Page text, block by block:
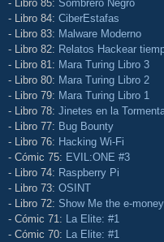
- Libro 85: Sombrero Negro
- Libro 84: CiberEstafas
- Libro 83: Malware Moderno
- Libro 82: Relatos Hackear
- Libro 81: Mara Turing Libro 3
- Libro 80: Mara Turing Libro 2
- Libro 79: Mara Turing Libro 1
- Libro 78: Jinetes en la
- Libro 77: Bug Bounty
- Libro 76: Hacking Wi-Fi
- Cómic 75: EVIL:ONE #3
- Libro 74: Raspberry Pi
- Libro 73: OSINT
- Libro 72: Show Me the e-money
- Cómic 71: La Elite: #1
- Cómic 70: La Elite: #1